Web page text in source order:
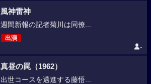
風神雷神
週間新報の記者菊川は同僚...
出演
-
真昼の罠（1962）
出世コースを邁進する藤悟...